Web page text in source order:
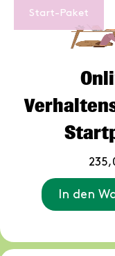
Start-Paket
In den